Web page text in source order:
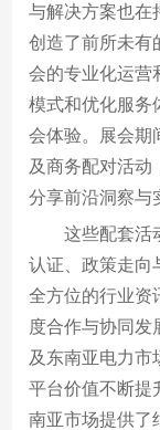
与解决方案也在
创造了前所未有
会的专业化运营
模式和优化服务
会体验。展会期
及商务配对活动
分享前沿洞察与
这些配套活
认证、政策走向
全方位的行业资
度合作与协同发
及东南亚电力市
平台价值不断提
南亚市场提供了